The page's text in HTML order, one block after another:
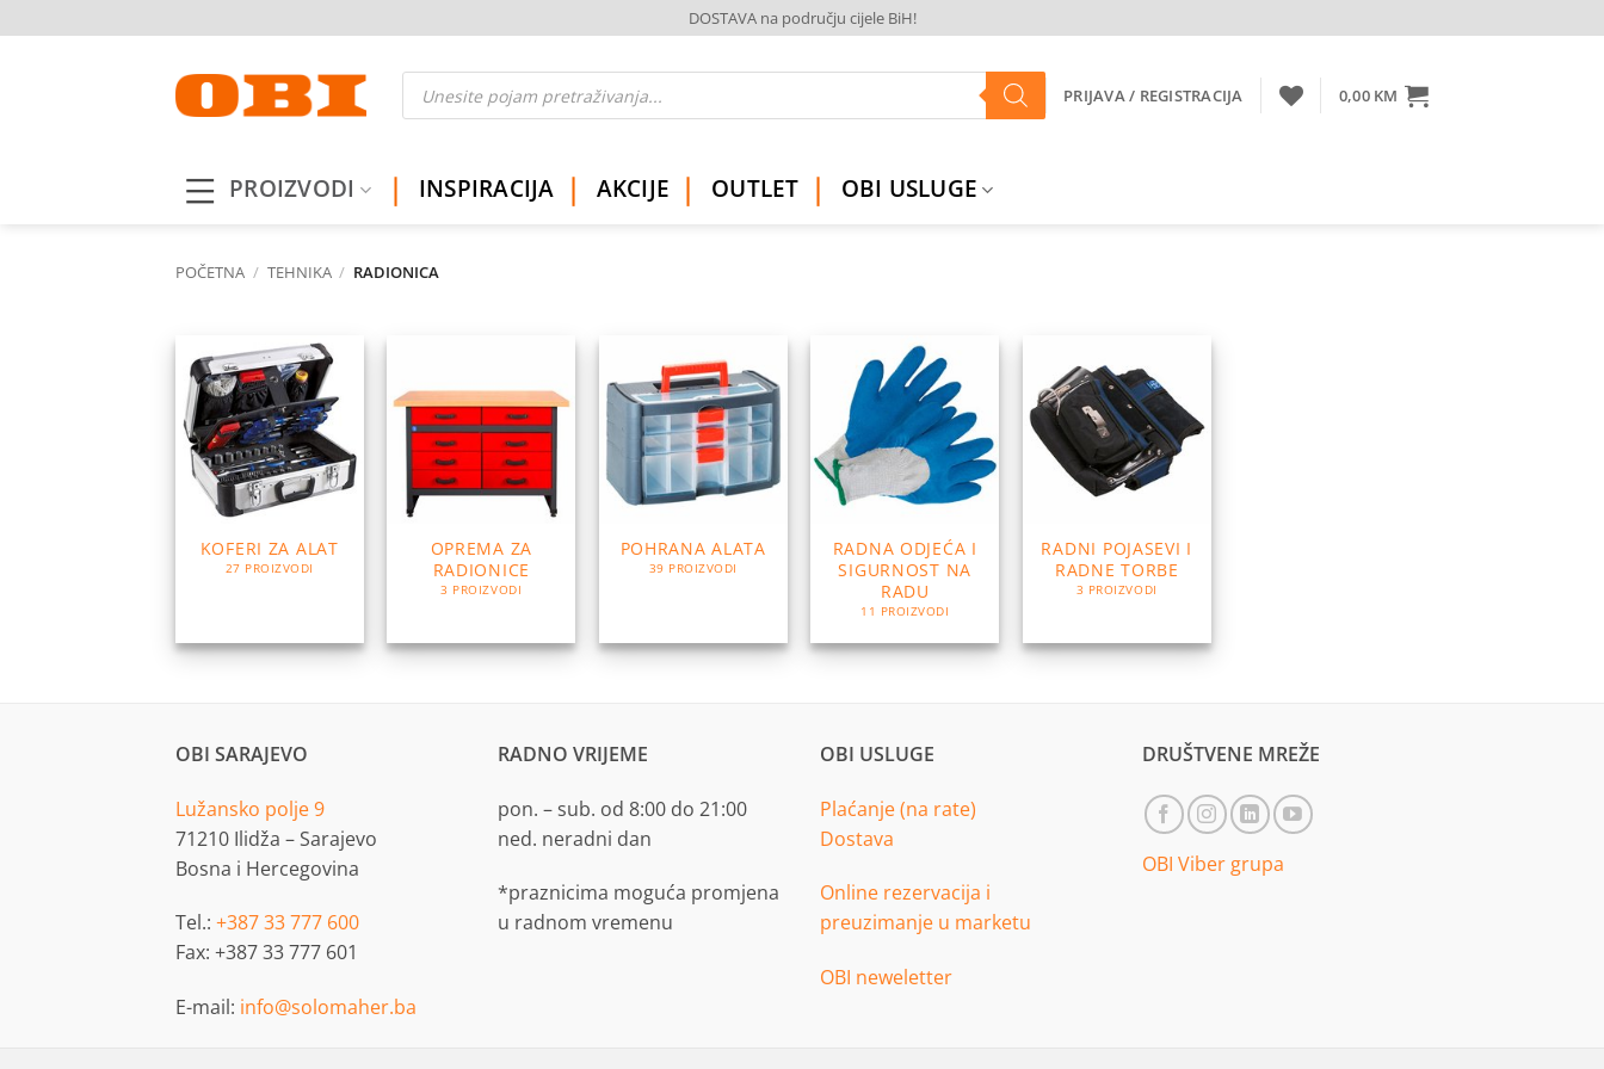
to
DOSTAVA na području cijele BiH!
Products
search PRIJAVA / REGISTRACIJA 0,00 KM
PROIZVODI INSPIRACIJA AKCIJE OUTLET OBI USLUGE
POČETNA / TEHNIKA / RADIONICA
KOFERI ZA ALAT
27 PROIZVODI
OPREMA ZA
RADIONICE
3 PROIZVODI
POHRANA ALATA
39 PROIZVODI
RADNA ODJEĆA I
SIGURNOST NA
RADU
11 PROIZVODI
RADNI POJASEVI I
RADNE TORBE
3 PROIZVODI
OBI SARAJEVO
Lužansko polje 9
71210 Ilidža – Sarajevo
Bosna i Hercegovina
Tel.: +387 33 777 600
Fax: +387 33 777 601
E-mail: info@solomaher.ba
RADNO VRIJEME
pon. – sub. od 8:00 do 21:00
ned. neradni dan
*praznicima moguća promjena
u radnom vremenu
OBI USLUGE
Plaćanje (na rate)
Dostava
Online rezervacija i
preuzimanje u marketu
OBI neweletter
DRUŠTVENE MREŽE
OBI Viber grupa